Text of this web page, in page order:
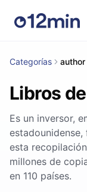
Categorías author
Libros
Es un inversor,
estadounidense,
esta
millones de
en 110 países.